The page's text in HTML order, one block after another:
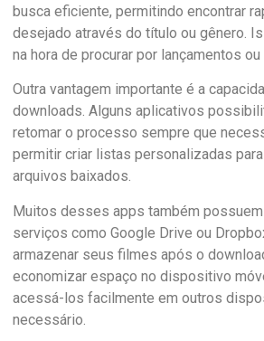
busca eficiente, permitindo encontrar
desejado através do título ou gênero.
na hora de procurar por lançamentos
Outra vantagem importante é a
downloads. Alguns aplicativos
retomar o processo sempre que
permitir criar listas personalizadas
arquivos baixados.
Muitos desses apps também
serviços como Google Drive ou
armazenar seus filmes após o
economizar espaço no dispositivo
acessá-los facilmente em outros
necessário.